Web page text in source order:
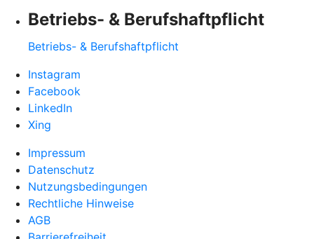
Betriebs- & Berufshaftpflicht
Betriebs- & Berufshaftpflicht
Instagram
Facebook
LinkedIn
Xing
Impressum
Datenschutz
Nutzungsbedingungen
Rechtliche Hinweise
AGB